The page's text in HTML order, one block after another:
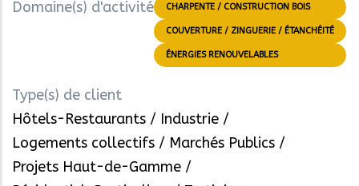
Domaine(s) d'activité CHARPENTE / CONSTRUCTION BOIS
COUVERTURE / ZINGUERIE / ÉTANCHÉITÉ
ÉNERGIES RENOUVELABLES
Type(s) de client
Hôtels-Restaurants
Industrie
Logements collectifs
Marchés Publics
Projets Haut-de-Gamme